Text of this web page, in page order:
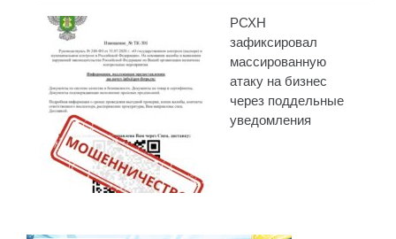
РСХН
зафиксировал
массированную
атаку на бизнес
через поддельные
уведомления